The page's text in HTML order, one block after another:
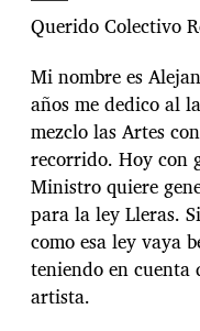
Querido Colectivo
Mi nombre es
años me dedico al
mezclo las Artes
recorrido. Hoy con
Ministro quiere
para la ley Lleras.
como esa ley vaya
teniendo en cuenta
artista.